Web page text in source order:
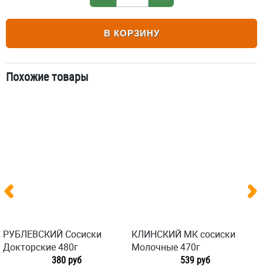
В КОРЗИНУ
Похожие товары
РУБЛЕВСКИЙ Сосиски
Докторские 480г
380 руб
КЛИНСКИЙ МК сосиски
Молочные 470г
539 руб